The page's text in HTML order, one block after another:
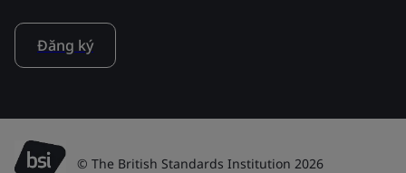
Đăng ký
© The British Standards Institution 2026